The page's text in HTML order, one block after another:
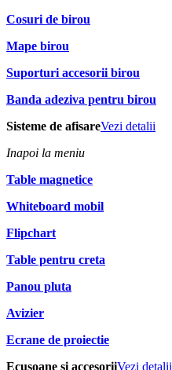
Cosuri de birou
Mape birou
Suporturi accesorii birou
Banda adeziva pentru birou
Sisteme de afisareVezi detalii
Inapoi la meniu
Table magnetice
Whiteboard mobil
Flipchart
Table pentru creta
Panou pluta
Avizier
Ecrane de proiectie
Ecusoane si accesoriiVezi detalii